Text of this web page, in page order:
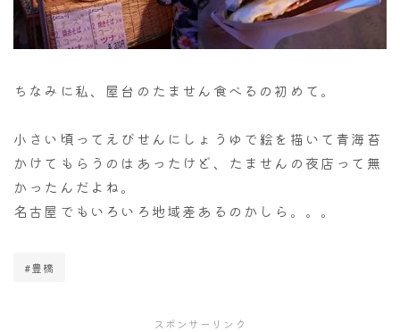
ちなみに私、屋台のたません食べるの初めて。
小さい頃ってえびせんにしょうゆで絵を描いて青海苔
かけてもらうのはあったけど、たませんの夜店って無
かったんだよね。
名古屋でもいろいろ地域差あるのかしら。。。
#豊橋
スポンサーリンク